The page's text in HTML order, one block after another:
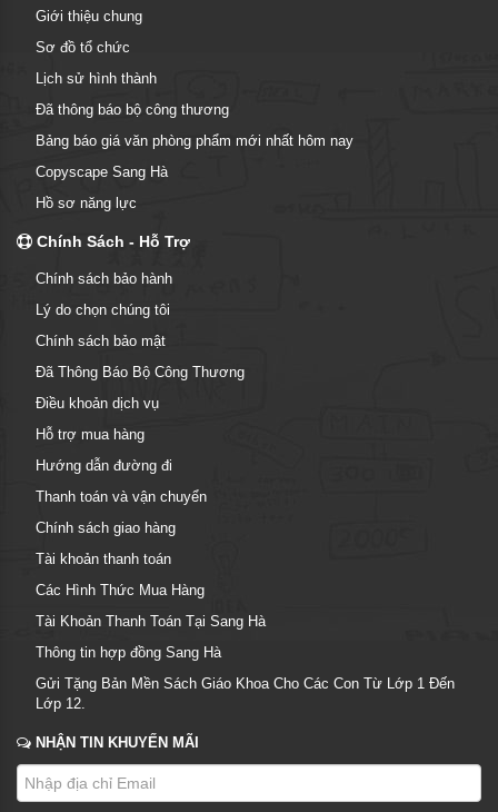
Giới thiệu chung
Sơ đồ tổ chức
Lịch sử hình thành
Đã thông báo bộ công thương
Bảng báo giá văn phòng phẩm mới nhất hôm nay
Copyscape Sang Hà
Hồ sơ năng lực
Chính Sách - Hỗ Trợ
Chính sách bảo hành
Lý do chọn chúng tôi
Chính sách bảo mật
Đã Thông Báo Bộ Công Thương
Điều khoản dịch vụ
Hỗ trợ mua hàng
Hướng dẫn đường đi
Thanh toán và vận chuyển
Chính sách giao hàng
Tài khoản thanh toán
Các Hình Thức Mua Hàng
Tài Khoản Thanh Toán Tại Sang Hà
Thông tin hợp đồng Sang Hà
Gửi Tặng Bản Mền Sách Giáo Khoa Cho Các Con Từ Lớp 1 Đến
Lớp 12.
NHẬN TIN KHUYẾN MÃI